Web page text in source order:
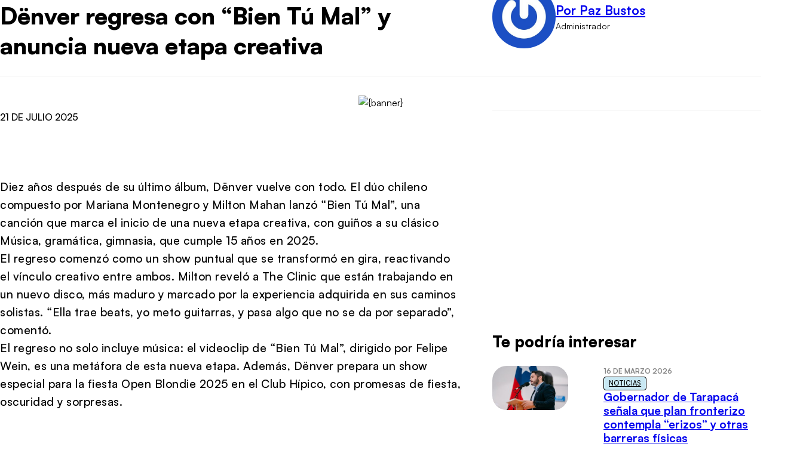
Dënver regresa con “Bien Tú Mal” y
anuncia nueva etapa creativa
Por Paz Bustos
Administrador
21 DE JULIO 2025
Diez años después de su último álbum, Dënver vuelve con todo. El dúo chileno
compuesto por Mariana Montenegro y Milton Mahan lanzó “Bien Tú Mal”, una
canción que marca el inicio de una nueva etapa creativa, con guiños a su clásico
Música, gramática, gimnasia, que cumple 15 años en 2025.
El regreso comenzó como un show puntual que se transformó en gira, reactivando
el vínculo creativo entre ambos. Milton reveló a The Clinic que están trabajando en
un nuevo disco, más maduro y marcado por la experiencia adquirida en sus caminos
solistas. “Ella trae beats, yo meto guitarras, y pasa algo que no se da por separado”,
comentó.
El regreso no solo incluye música: el videoclip de “Bien Tú Mal”, dirigido por Felipe
Wein, es una metáfora de esta nueva etapa. Además, Dënver prepara un show
especial para la fiesta Open Blondie 2025 en el Club Hípico, con promesas de fiesta,
oscuridad y sorpresas.
Te podría interesar
16 DE MARZO 2026
NOTICIAS
Gobernador de Tarapacá
señala que plan fronterizo
contempla “erizos” y otras
barreras físicas